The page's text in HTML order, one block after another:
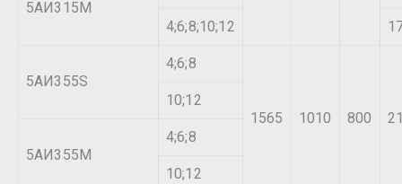
5АИ315М
4;6;8;10;12
5АИ355S
4;6;8
1565 1010 800
10;12
5АИ355М
4;6;8
10;12